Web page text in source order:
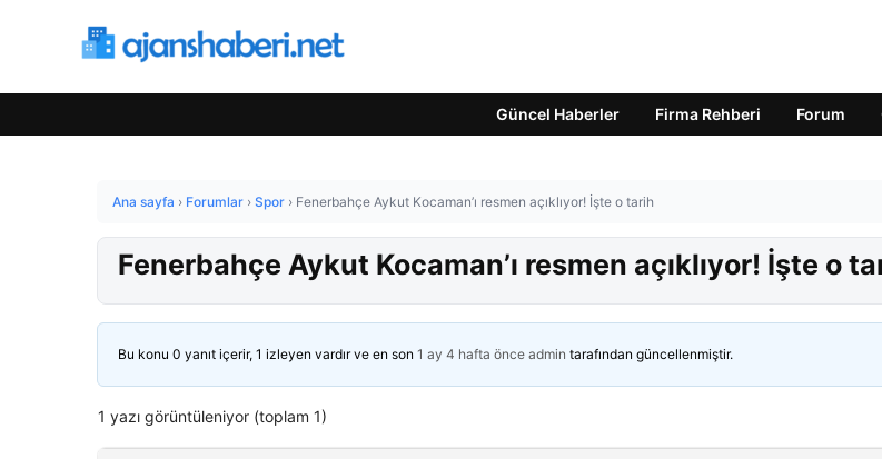
Güncel Haberler Firma Rehberi Forum
Ana sayfa › Forumlar › Spor › Fenerbahçe Aykut Kocaman’ı resmen açıklıyor! İşte o tarih
Fenerbahçe Aykut Kocaman’ı resmen açıklıyor! İşte o
Bu konu 0 yanıt içerir, 1 izleyen vardır ve en son 1 ay 4 hafta önce admin tarafından güncellenmiştir.
1 yazı görüntüleniyor (toplam 1)